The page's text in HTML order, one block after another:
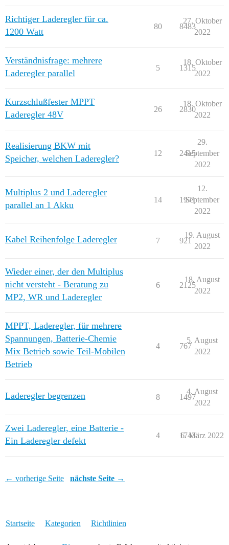
Richtiger Laderegler für ca.
1200 Watt
80 8483
27. Oktober
2022
Verständnisfrage: mehrere
Laderegler parallel
5 1315
18. Oktober
2022
Kurzschlußfester MPPT
Laderegler 48V
26 2830
18. Oktober
2022
Realisierung BKW mit
Speicher, welchen Laderegler?
12 2415
29.
September
2022
Multiplus 2 und Laderegler
parallel an 1 Akku
14 1971
12.
September
2022
Kabel Reihenfolge Laderegler 7 921
19. August
2022
Wieder einer, der den Multiplus
nicht versteht - Beratung zu
MP2, WR und Laderegler
6 2125
18. August
2022
MPPT, Laderegler, für mehrere
Spannungen, Batterie-Chemie
Mix Betrieb sowie Teil-Mobilen
Betrieb
4 767
5. August
2022
Laderegler begrenzen 8 1497
4. August
2022
Zwei Laderegler, eine Batterie -
Ein Laderegler defekt
4 1743
6. März 2022
← vorherige Seite nächste Seite →
Startseite Kategorien Richtlinien